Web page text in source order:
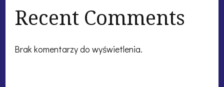
Recent Comments
Brak komentarzy do wyświetlenia.